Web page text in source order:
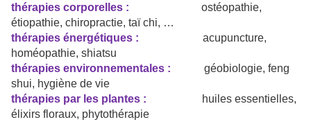
thérapies corporelles : ostéopathie,
étiopathie, chiropractie, taï chi, …
thérapies énergétiques : acupuncture,
homéopathie, shiatsu
thérapies environnementales : géobiologie, feng
shui, hygiène de vie
thérapies par les plantes : huiles essentielles,
élixirs floraux, phytothérapie